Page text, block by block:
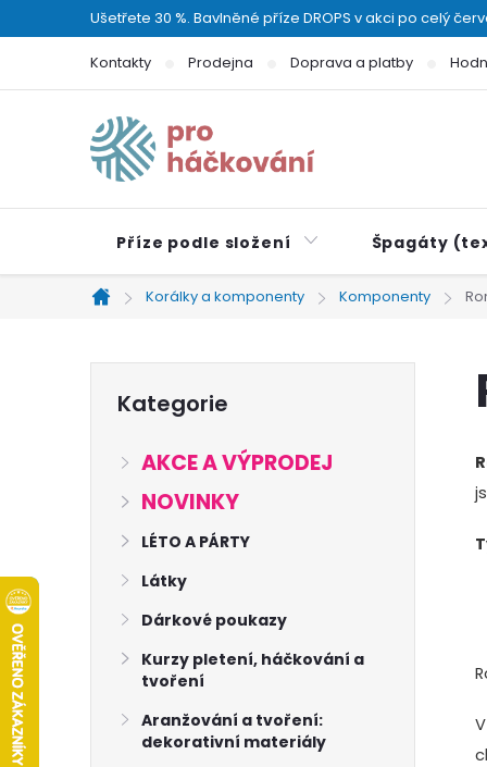
na
Ušetřete 30 %. Bavlněné příze DROPS v akci po celý
Kontakty Prodejna Doprava a platby
Příze podle složení Špagáty
Domů
Korálky a komponenty Komponenty
kategorie
Kategorie
AKCE A VÝPRODEJ
NOVINKY
LÉTO A PÁRTY
Látky
Dárkové poukazy
Kurzy pletení, háčkování a
tvoření
Aranžování a tvoření:
dekorativní materiály